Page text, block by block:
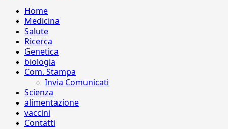
Home
Medicina
Salute
Ricerca
Genetica
biologia
Com. Stampa
Invia Comunicati
Scienza
alimentazione
vaccini
Contatti